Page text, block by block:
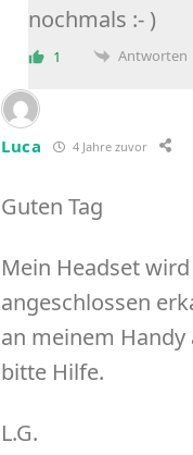
nochmals :- )
1 Antworten
Luca 4 Jahre zuvor
Guten Tag
Mein Headset
angeschlossen
an meinem
bitte Hilfe.
L.G.